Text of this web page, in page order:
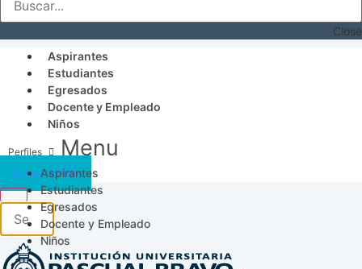
Close
Aspirantes
Estudiantes
Egresados
Docente y Empleado
Niños
Menu
Aspirantes
Estudiantes
Egresados
Docente y Empleado
Niños
Acceso SICAU